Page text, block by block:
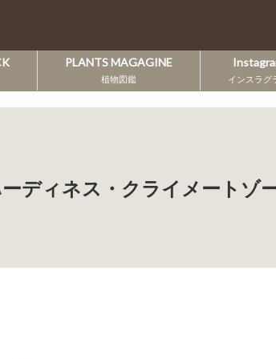
PLANTS MAGAGINE
植物図鑑 インスラグ
ディネス・クライメートゾ